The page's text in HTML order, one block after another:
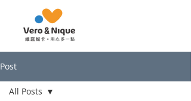
Post
All Posts